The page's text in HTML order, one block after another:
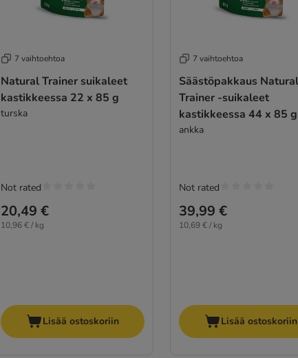
7 vaihtoehtoa
Natural Trainer suikaleet
kastikkeessa 22 x 85 g
turska
20,49 €
10,96 € / kg
Not rated
Lisää ostoskoriin
7 vaihtoehtoa
Säästöpakkaus Natural
Trainer -suikaleet
kastikkeessa 44 x 85 g
ankka
39,99 €
10,69 € / kg
Not rated
Lisää ostoskoriin